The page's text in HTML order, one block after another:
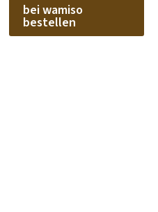
bei wamiso
bestellen